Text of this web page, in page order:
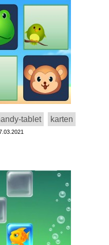
tablet karten